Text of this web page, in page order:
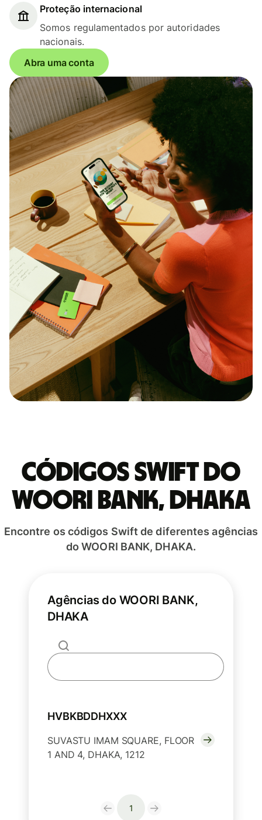
Proteção internacional
Somos regulamentados por autoridades
nacionais.
Abra uma conta
Códigos Swift do
WOORI BANK, DHAKA
Encontre os códigos Swift de diferentes agências
do WOORI BANK, DHAKA.
Agências do WOORI BANK,
DHAKA
HVBKBDDHXXX
SUVASTU IMAM SQUARE, FLOOR
1 AND 4, DHAKA, 1212
1